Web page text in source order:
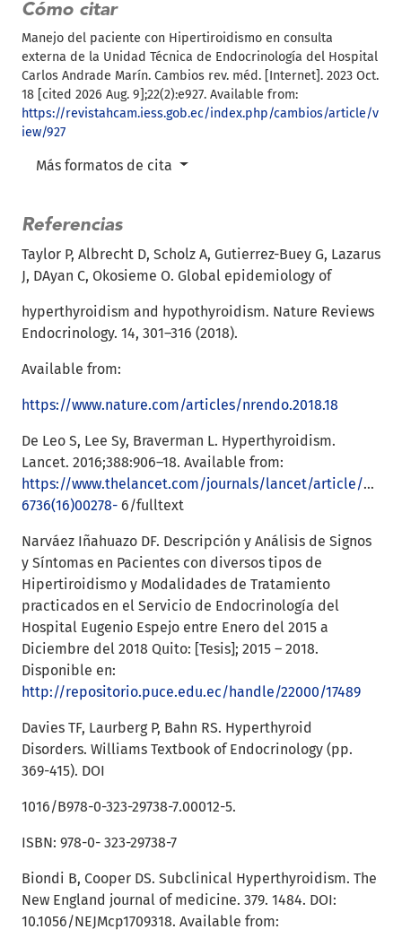
Cómo citar
Manejo del paciente con Hipertiroidismo en consulta
externa de la Unidad Técnica de Endocrinología del Hospital
Carlos Andrade Marín. Cambios rev. méd. [Internet]. 2023 Oct.
18 [cited 2026 Aug. 9];22(2):e927. Available from:
https://revistahcam.iess.gob.ec/index.php/cambios/article/v
iew/927
Más formatos de cita
Referencias
Taylor P, Albrecht D, Scholz A, Gutierrez-Buey G, Lazarus
J, DAyan C, Okosieme O. Global epidemiology of
hyperthyroidism and hypothyroidism. Nature Reviews
Endocrinology. 14, 301–316 (2018).
Available from:
https://www.nature.com/articles/nrendo.2018.18
De Leo S, Lee Sy, Braverman L. Hyperthyroidism.
Lancet. 2016;388:906–18. Available from:
https://www.thelancet.com/journals/lancet/article/
6736(16)00278- 6/fulltext
Narváez Iñahuazo DF. Descripción y Análisis de Signos
y Síntomas en Pacientes con diversos tipos de
Hipertiroidismo y Modalidades de Tratamiento
practicados en el Servicio de Endocrinología del
Hospital Eugenio Espejo entre Enero del 2015 a
Diciembre del 2018 Quito: [Tesis]; 2015 – 2018.
Disponible en:
http://repositorio.puce.edu.ec/handle/22000/17489
Davies TF, Laurberg P, Bahn RS. Hyperthyroid
Disorders. Williams Textbook of Endocrinology (pp.
369-415). DOI
1016/B978-0-323-29738-7.00012-5.
ISBN: 978-0- 323-29738-7
Biondi B, Cooper DS. Subclinical Hyperthyroidism. The
New England journal of medicine. 379. 1484. DOI:
10.1056/NEJMcp1709318. Available from: